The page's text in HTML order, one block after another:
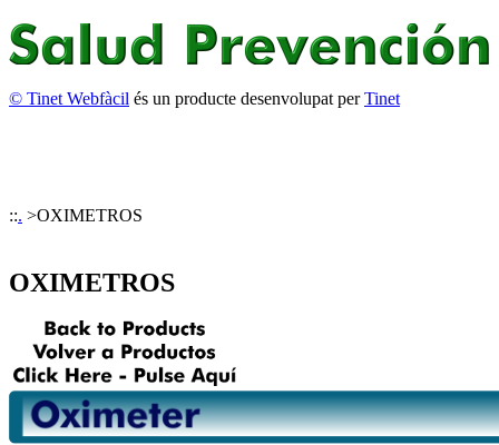
::. >OXIMETROS
OXIMETROS
© Tinet Webfàcil és un producte desenvolupat perTinet